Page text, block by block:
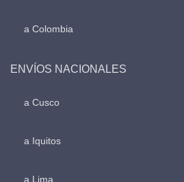
a Colombia
ENVÍOS NACIONALES
a Cusco
a Iquitos
a Lima